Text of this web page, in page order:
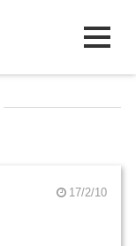
17/2/10